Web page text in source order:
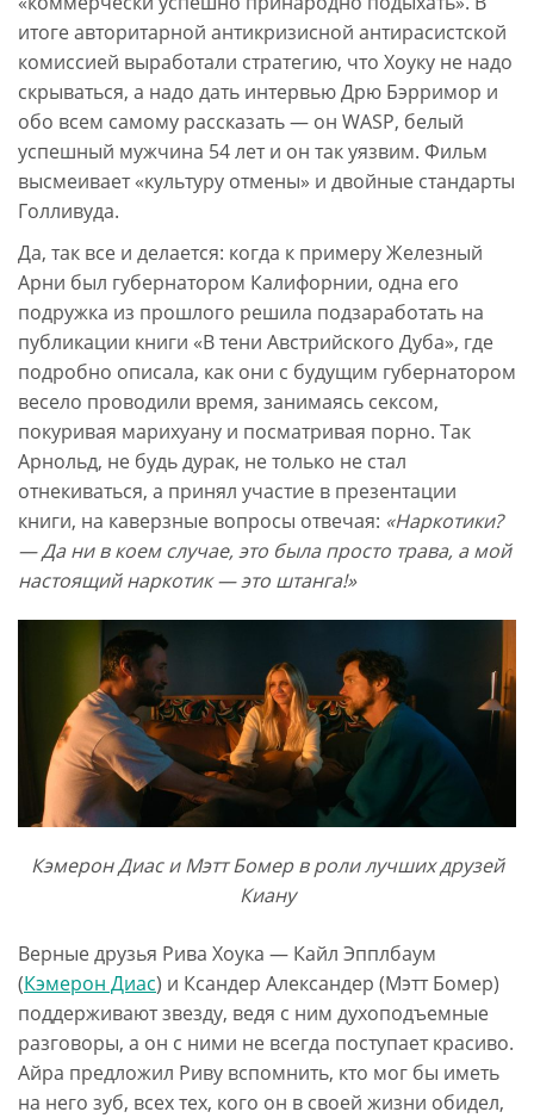
итоге авторитарной антикризисной антирасистской
комиссией выработали стратегию, что Хоуку не надо
скрываться, а надо дать интервью Дрю Бэрримор и
обо всем самому рассказать — он WASP, белый
успешный мужчина 54 лет и он так уязвим. Фильм
высмеивает «культуру отмены» и двойные стандарты
Голливуда.
Да, так все и делается: когда к примеру Железный
Арни был губернатором Калифорнии, одна его
подружка из прошлого решила подзаработать на
публикации книги «В тени Австрийского Дуба», где
подробно описала, как они с будущим губернатором
весело проводили время, занимаясь сексом,
покуривая марихуану и посматривая порно. Так
Арнольд, не будь дурак, не только не стал
отнекиваться, а принял участие в презентации
книги, на каверзные вопросы отвечая: «Наркотики?
— Да ни в коем случае, это была просто трава, а мой
настоящий наркотик — это штанга!»
Кэмерон Диас и Мэтт Бомер в роли лучших друзей
Киану
Верные друзья Рива Хоука — Кайл Эпплбаум
(Кэмерон Диас) и Ксандер Александер (Мэтт Бомер)
поддерживают звезду, ведя с ним духоподъемные
разговоры, а он с ними не всегда поступает красиво.
Айра предложил Риву вспомнить, кто мог бы иметь
на него зуб, всех тех, кого он в своей жизни обидел,